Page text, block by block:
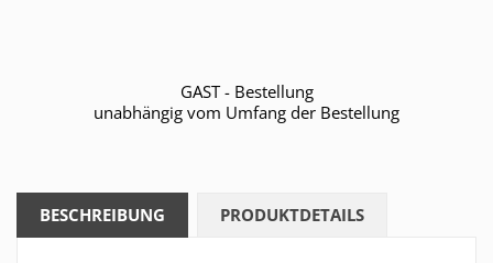
GAST - Bestellung
unabhängig vom Umfang der Bestellung
BESCHREIBUNG PRODUKTDETAILS